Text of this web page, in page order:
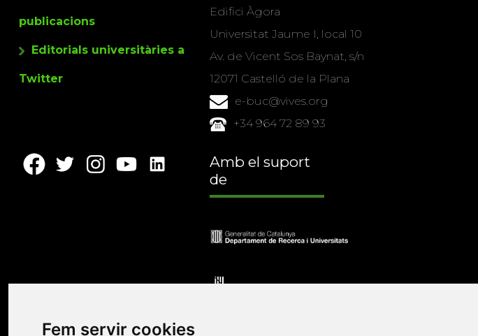
Fem servir cookies
publicacions
Editorials universitàries a
Twitter
Edifici Àgora
Universitat Jaume I, local 10
Av. de Vicent Sos Baynat, s/n
12071 Castelló de la Plana
e-buc@vives.org
+34 964 72 89 93
Amb el suport
de